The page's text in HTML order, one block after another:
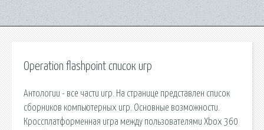
Operation flashpoint список игр
Антологии - все части игр. На странице представлен список
сборников компьютерных игр. Основные возможности.
Кроссплатформенная игра между пользователями Xbox 360